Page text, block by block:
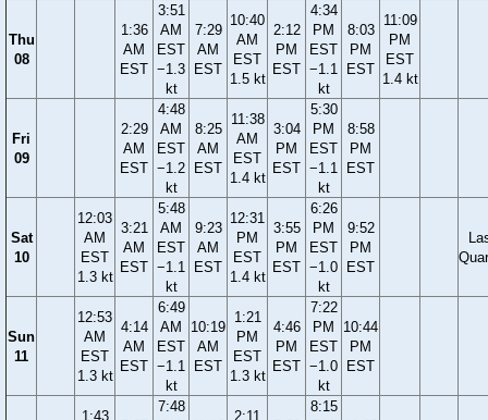
Thu
08
1:36
AM
EST
3:51
AM
EST
−1.3
kt
7:29
AM
EST
10:40
AM
EST
1.5 kt
2:12
PM
EST
4:34
PM
EST
−1.1
kt
8:03
PM
EST
11:09
PM
EST
1.4 kt
Fri
09
2:29
AM
EST
4:48
AM
EST
−1.2
kt
8:25
AM
EST
11:38
AM
EST
1.4 kt
3:04
PM
EST
5:30
PM
EST
−1.1
kt
8:58
PM
EST
Sat
10
12:03
AM
EST
1.3 kt
3:21
AM
EST
5:48
AM
EST
−1.1
kt
9:23
AM
EST
12:31
PM
EST
1.4 kt
3:55
PM
EST
6:26
PM
EST
−1.0
kt
9:52
PM
EST
Sun
11
12:53
AM
EST
1.3 kt
4:14
AM
EST
6:49
AM
EST
−1.1
kt
10:19
AM
EST
1:21
PM
EST
1.3 kt
4:46
PM
EST
7:22
PM
EST
−1.0
kt
10:44
PM
EST
1:43
7:48
2:11
8:15